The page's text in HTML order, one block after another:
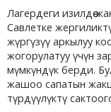
Лагердеги изилдөө
Савлетке
жүргүзүү аркылуу
жогорулатуу үчүн
мүмкүндүк берди.
жашоо сапатын
түрдүүлүктү